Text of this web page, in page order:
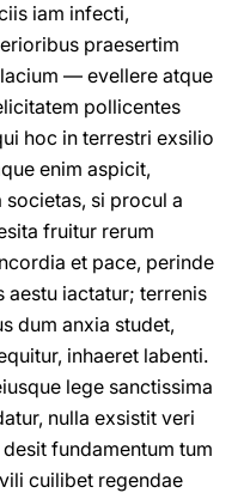
iam infecti,
praesertim
— evellere atque
pollicentes
hoc in terrestri exsilio
enim aspicit,
si procul a
fruitur rerum
et pace, perinde
aestu iactatur; terrenis
dum anxia studet,
inhaeret labenti.
lege sanctissima
nulla exsistit veri
fundamentum tum
cuilibet regendae